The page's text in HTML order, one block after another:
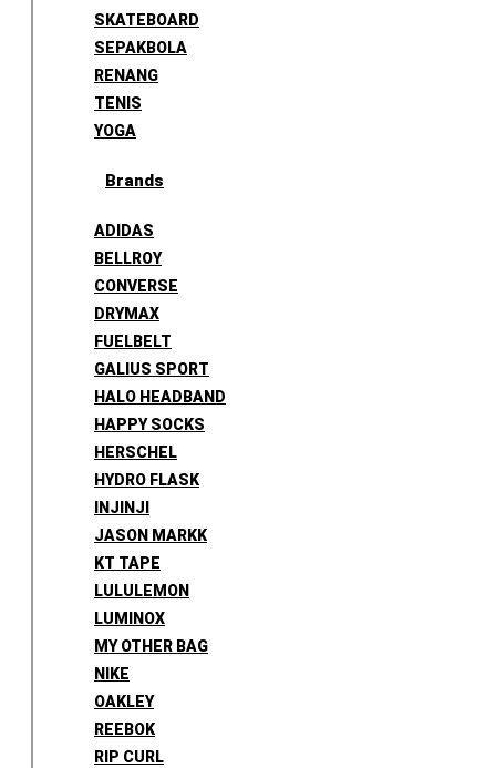
SKATEBOARD
SEPAKBOLA
RENANG
TENIS
YOGA
Brands
ADIDAS
BELLROY
CONVERSE
DRYMAX
FUELBELT
GALIUS SPORT
HALO HEADBAND
HAPPY SOCKS
HERSCHEL
HYDRO FLASK
INJINJI
JASON MARKK
KT TAPE
LULULEMON
LUMINOX
MY OTHER BAG
NIKE
OAKLEY
REEBOK
RIP CURL